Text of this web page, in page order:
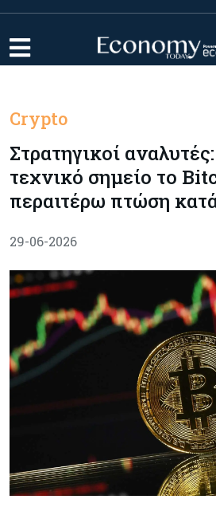
Crypto
Στρατηγικοί
τεχνικό σημείο το
περαιτέρω πτώση
29-06-2026